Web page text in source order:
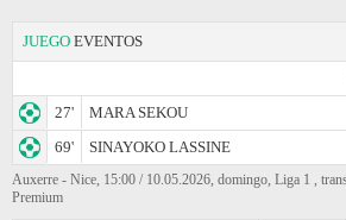
JUEGO EVENTOS
27'
MARA SEKOU
69'
SINAYOKO LASSINE
Auxerre - Nice, 15:00 / 10.05.2026, domingo, Liga 1 ,
Premium